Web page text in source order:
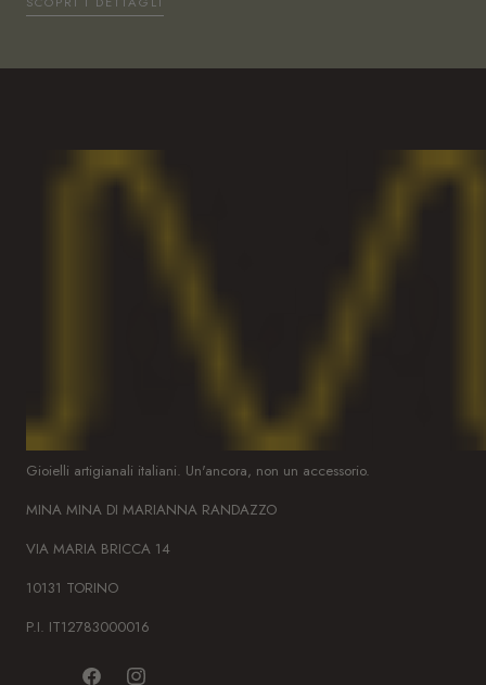
Gioielli artigianali italiani. Un'ancora, non un accessorio.
MINA MINA DI MARIANNA RANDAZZO
VIA MARIA BRICCA 14
10131 TORINO
P.I. IT12783000016